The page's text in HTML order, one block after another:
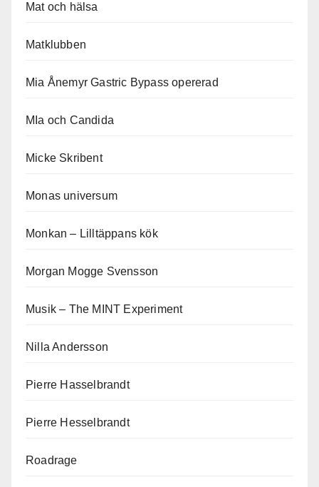
Mat och hälsa
Matklubben
Mia Ånemyr Gastric Bypass opererad
MIa och Candida
Micke Skribent
Monas universum
Monkan – Lilltäppans kök
Morgan Mogge Svensson
Musik – The MINT Experiment
Nilla Andersson
Pierre Hasselbrandt
Pierre Hesselbrandt
Roadrage